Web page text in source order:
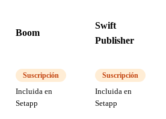
Boom
Swift
Publisher
Suscripción
Incluida en
Setapp
Suscripción
Incluida en
Setapp